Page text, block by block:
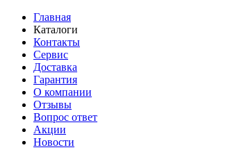
Главная
Каталоги
Контакты
Сервис
Доставка
Гарантия
О компании
Отзывы
Вопрос ответ
Акции
Новости